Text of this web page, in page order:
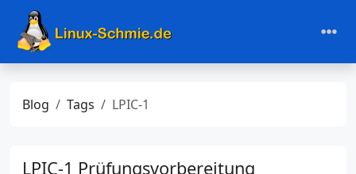
Blog Tags LPIC-1
LPIC-1 Prüfungsvorbereitung